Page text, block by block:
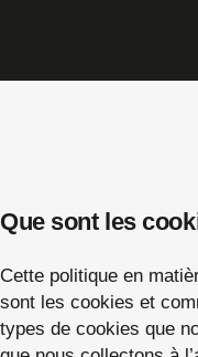
Que sont les
Cette politique en
sont les cookies et
types de cookies que